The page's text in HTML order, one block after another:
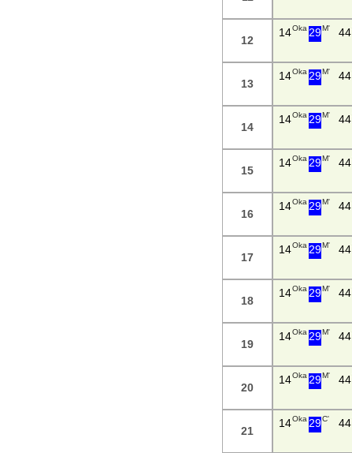
12
14Oka 29M' 44
13
14Oka 29M' 44
14
14Oka 29M' 44
15
14Oka 29M' 44
16
14Oka 29M' 44
17
14Oka 29M' 44
18
14Oka 29M' 44
19
14Oka 29M' 44
20
14Oka 29M' 44
21
14Oka 29C' 44